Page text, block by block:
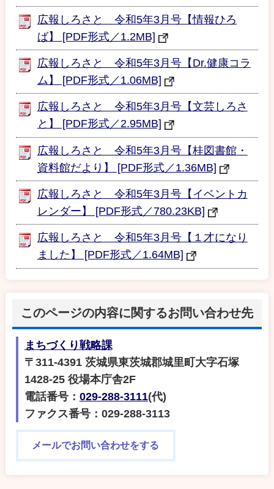
広報しろさと 令和5年3月号【情報ひろ
ば】 [PDF形式／1.2MB]
広報しろさと 令和5年3月号【Dr.健康コラ
ム】 [PDF形式／1.06MB]
広報しろさと 令和5年3月号【文芸しろさ
と】 [PDF形式／2.95MB]
広報しろさと 令和5年3月号【桂図書館・
資料館だより】 [PDF形式／1.36MB]
広報しろさと 令和5年3月号【イベントカ
レンダー】 [PDF形式／780.23KB]
広報しろさと 令和5年3月号【１才になり
ました】 [PDF形式／1.64MB]
このページの内容に関するお問い合わせ先
まちづくり戦略課
〒311-4391 茨城県東茨城郡城里町大字石塚
1428-25 役場本庁舎2F
電話番号： 029-288-3111(代)
ファクス番号：029-288-3113
メールでお問い合わせをする